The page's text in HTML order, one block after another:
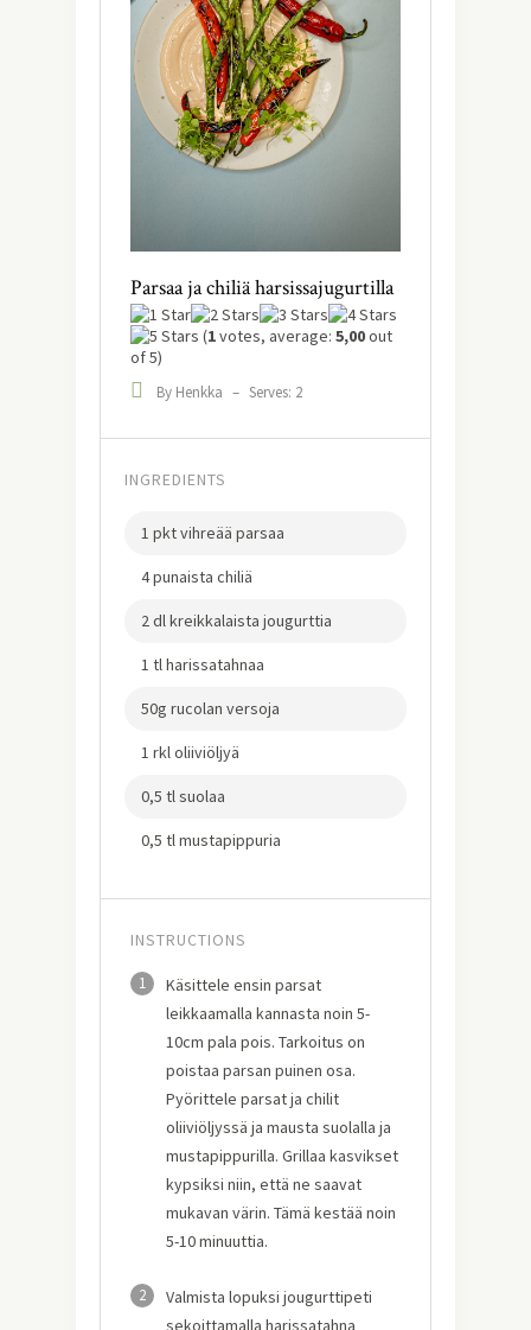
Parsaa ja chiliä harsissajugurtilla
(1votes, average: 5,00out
of 5)
By Henkka – Serves: 2
INGREDIENTS
1 pkt vihreää parsaa
4 punaista chiliä
2 dl kreikkalaista jougurttia
1 tl harissatahnaa
50g rucolan versoja
1 rkl oliiviöljyä
0,5 tl suolaa
0,5 tl mustapippuria
INSTRUCTIONS
1
Käsittele ensin parsat
leikkaamalla kannasta noin 5-
10cm pala pois. Tarkoitus on
poistaa parsan puinen osa.
Pyörittele parsat ja chilit
oliiviöljyssä ja mausta suolalla ja
mustapippurilla. Grillaa kasvikset
kypsiksi niin, että ne saavat
mukavan värin. Tämä kestää noin
5-10 minuuttia.
2
Valmista lopuksi jougurttipeti
sekoittamalla harissatahna